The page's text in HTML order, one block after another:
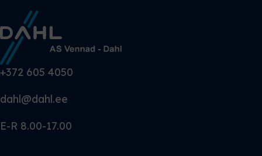
+372 605 4050
dahl@dahl.ee
E-R 8.00-17.00